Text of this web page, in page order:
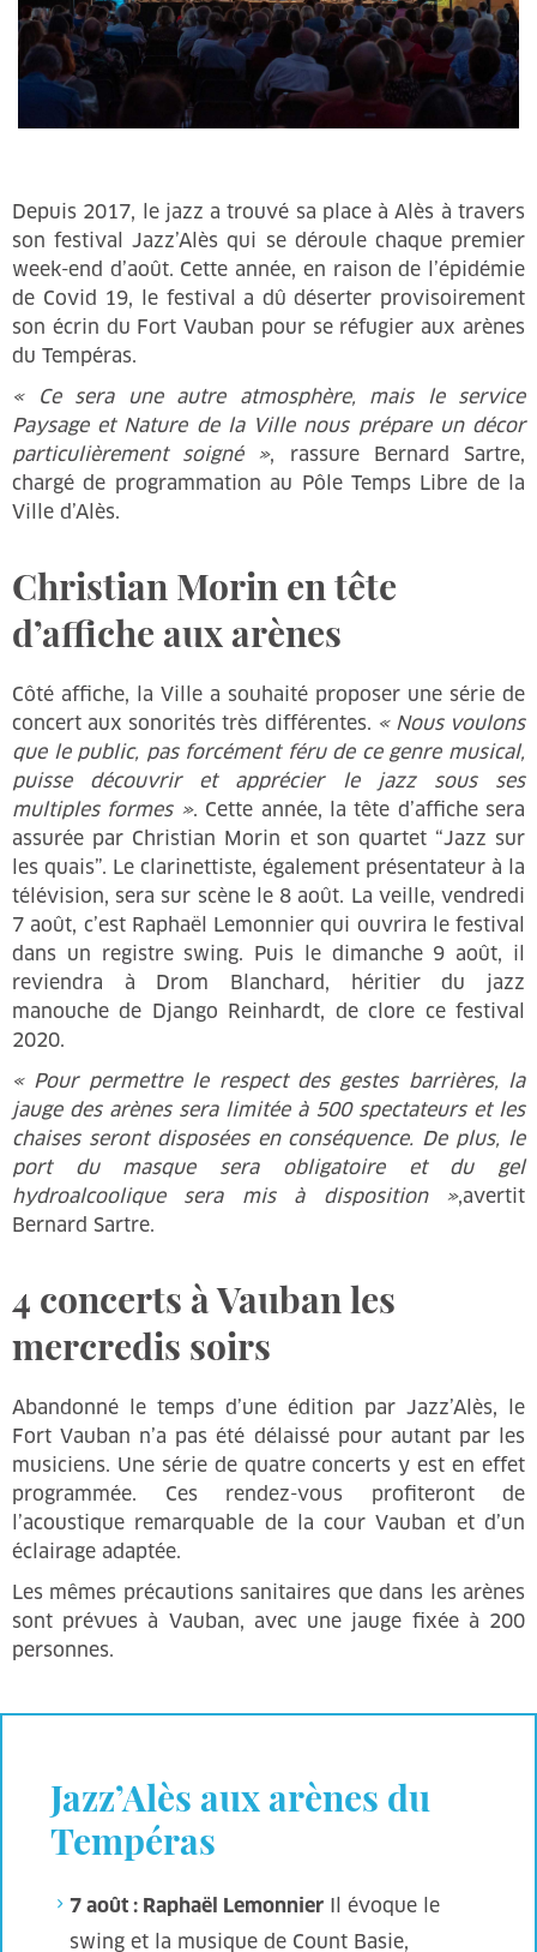
Depuis 2017, le jazz a trouvé sa place à Alès à travers
son festival Jazz’Alès qui se déroule chaque premier
week-end d’août. Cette année, en raison de l’épidémie
de Covid 19, le festival a dû déserter provisoirement
son écrin du Fort Vauban pour se réfugier aux arènes
du Tempéras.
« Ce sera une autre atmosphère, mais le service
Paysage et Nature de la Ville nous prépare un décor
particulièrement soigné », rassure Bernard Sartre,
chargé de programmation au Pôle Temps Libre de la
Ville d’Alès.
Christian Morin en tête
d’affiche aux arènes
Côté affiche, la Ville a souhaité proposer une série de
concert aux sonorités très différentes. « Nous voulons
que le public, pas forcément féru de ce genre musical,
puisse découvrir et apprécier le jazz sous ses
multiples formes ». Cette année, la tête d’affiche sera
assurée par Christian Morin et son quartet “Jazz sur
les quais”. Le clarinettiste, également présentateur à la
télévision, sera sur scène le 8 août. La veille, vendredi
7 août, c’est Raphaël Lemonnier qui ouvrira le festival
dans un registre swing. Puis le dimanche 9 août, il
reviendra à Drom Blanchard, héritier du jazz
manouche de Django Reinhardt, de clore ce festival
2020.
« Pour permettre le respect des gestes barrières, la
jauge des arènes sera limitée à 500 spectateurs et les
chaises seront disposées en conséquence. De plus, le
port du masque sera obligatoire et du gel
hydroalcoolique sera mis à disposition »,avertit
Bernard Sartre.
4 concerts à Vauban les
mercredis soirs
Abandonné le temps d’une édition par Jazz’Alès, le
Fort Vauban n’a pas été délaissé pour autant par les
musiciens. Une série de quatre concerts y est en effet
programmée. Ces rendez-vous profiteront de
l’acoustique remarquable de la cour Vauban et d’un
éclairage adaptée.
Les mêmes précautions sanitaires que dans les arènes
sont prévues à Vauban, avec une jauge fixée à 200
personnes.
Jazz’Alès aux arènes du
Tempéras
7 août : Raphaël Lemonnier Il évoque le
swing et la musique de Count Basie,